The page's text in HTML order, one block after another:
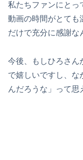
私たちファンにとっ
動画の時間がとても
だけで充分に感謝な
今後、もしひろさん
で嬉しいですし、な
んだろうな」って思